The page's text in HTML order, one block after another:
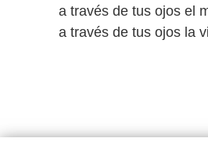
a través de tus ojos el
a través de tus ojos la